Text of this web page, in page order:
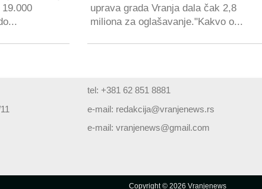
uprava grada Vranja dala čak 2,8
miliona za oglašavanje."Kakvo o...
tel: +381 62 851 8881
e-mail: redakcija@vranjenews.rs
e-mail:vranjenews@gmail.com
Copyright © 2026 Vranjenews